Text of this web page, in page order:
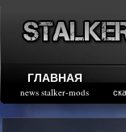
ГЛАВНАЯ
news stalker-mods